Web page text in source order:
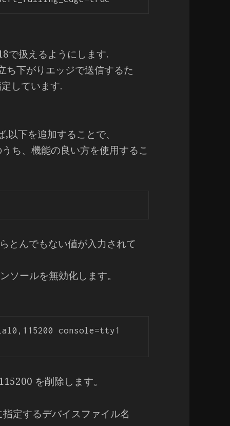
で扱えるようにします.
ち下がりエッジで送信するた
しています.
下を追加することで、
ち、機能の良い方を使用するこ
とんでもない値が入力されて
ールを無効化します。
console=tty1
を削除します。
定するデバイスファイル名